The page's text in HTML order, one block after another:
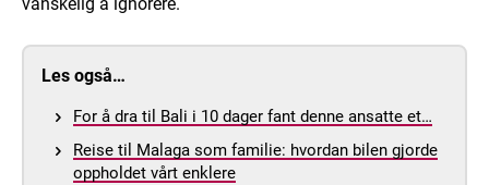
Les også…
For å dra til Bali i 10 dager fant denne ansatte et…
Reise til Malaga som familie: hvordan bilen gjorde
oppholdet vårt enklere